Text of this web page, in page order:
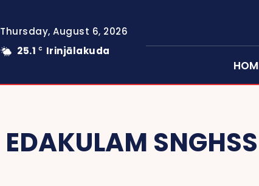
Thursday, August 6, 2026
25.1 C Irinjālakuda
EDAKULAM